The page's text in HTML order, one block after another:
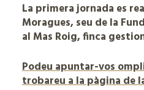
La primera jornada es
Moragues, seu de la
al Mas Roig, finca
Podeu apuntar-vos
trobareu a la pàgina de